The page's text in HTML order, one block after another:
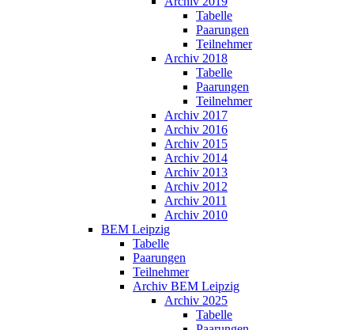
Tabelle
Paarungen
Teilnehmer
Archiv 2018
Tabelle
Paarungen
Teilnehmer
Archiv 2017
Archiv 2016
Archiv 2015
Archiv 2014
Archiv 2013
Archiv 2012
Archiv 2011
Archiv 2010
BEM Leipzig
Tabelle
Paarungen
Teilnehmer
Archiv BEM Leipzig
Archiv 2025
Tabelle